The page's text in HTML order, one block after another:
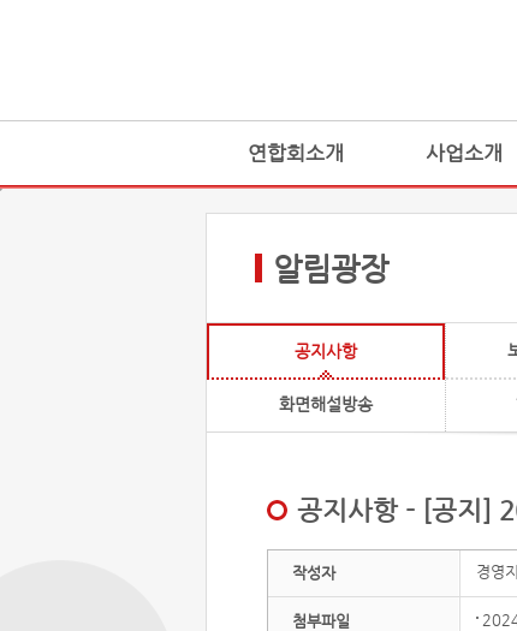
연합회소개 사업소개
알림광장
공지사항
화면해설방송
공지사항 - [공지]
작성자 경영
첨부파일